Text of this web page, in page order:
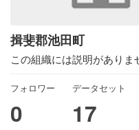
揖斐郡池田町
この組織には説明がありま
フォロワー
0
データセット
17